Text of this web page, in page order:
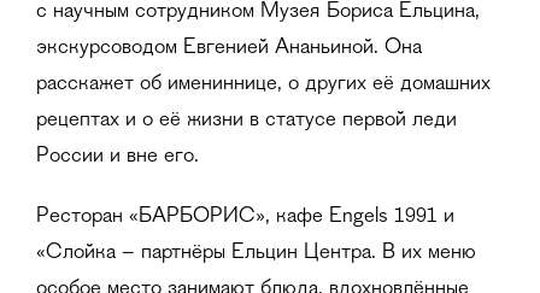
с научным сотрудником Музея Бориса Ельцина,
экскурсоводом Евгенией Ананьиной. Она
расскажет об имениннице, о других её домашних
рецептах и о её жизни в статусе первой леди
России и вне его.
Ресторан «БАРБОРИС», кафе Engels 1991 и
«Слойка – партнёры Ельцин Центра. В их меню